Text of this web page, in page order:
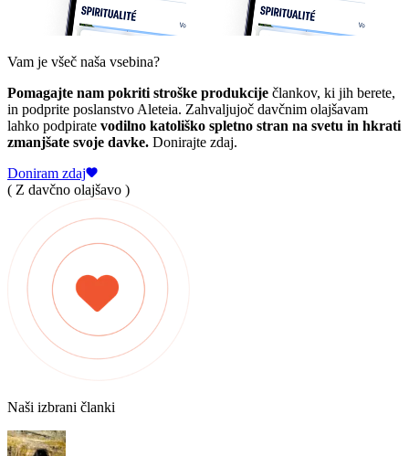
Vam je všeč naša vsebina?
Pomagajte nam pokriti stroške produkcije člankov, ki jih berete,
in podprite poslanstvo Aleteia. Zahvaljujoč davčnim olajšavam
lahko podpirate vodilno katoliško spletno stran na svetu in hkrati
zmanjšate svoje davke. Donirajte zdaj.
Doniram zdaj
( Z davčno olajšavo )
Naši izbrani članki